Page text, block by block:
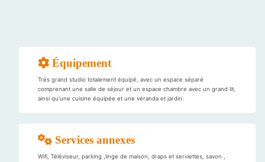
Équipement
Trés grand studio totalement équipé, avec un espace séparé
comprenant une salle de séjour et un espace chambre avec un grand lit,
ainsi qu'une cuisine équipée et une véranda et jardin.
Services annexes
Wifi, Téléviseur, parking ,linge de maison, draps et serviettes, savon ,